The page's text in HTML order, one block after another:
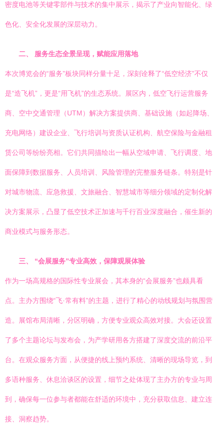
密度电池等关键零部件与技术的集中展示，揭示了产业向智能化、绿
色化、安全化发展的深层动力。
二、 服务生态全景呈现，赋能应用落地
本次博览会的“服务”板块同样分量十足，深刻诠释了“低空经济”不仅
是“造飞机”，更是“用飞机”的生态系统。展区内，低空飞行运营服务
商、空中交通管理（UTM）解决方案提供商、基础设施（如起降场、
充电网络）建设企业、飞行培训与资质认证机构、航空保险与金融租
赁公司等纷纷亮相。它们共同描绘出一幅从空域申请、飞行调度、地
面保障到数据服务、人员培训、风险管理的完整服务链条。特别是针
对城市物流、应急救援、文旅融合、智慧城市等细分领域的定制化解
决方案展示，凸显了低空技术正加速与千行百业深度融合，催生新的
商业模式与服务形态。
三、 “会展服务”专业高效，保障观展体验
作为一场高规格的国际性专业展会，其本身的“会展服务”也颇具看
点。主办方围绕“飞·常有料”的主题，进行了精心的动线规划与氛围营
造。展馆布局清晰，分区明确，方便专业观众高效对接。大会还设置
了多个主题论坛与发布会，为产学研用各方搭建了深度交流的前沿平
台。在观众服务方面，从便捷的线上预约系统、清晰的现场导览，到
多语种服务、休息洽谈区的设置，细节之处体现了主办方的专业与周
到，确保每一位参与者都能在舒适的环境中，充分获取信息、建立连
接、洞察趋势。